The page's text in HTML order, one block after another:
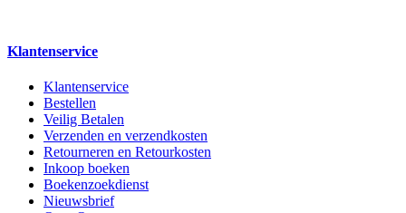
Klantenservice
Klantenservice
Bestellen
Veilig Betalen
Verzenden en verzendkosten
Retourneren en Retourkosten
Inkoop boeken
Boekenzoekdienst
Nieuwsbrief